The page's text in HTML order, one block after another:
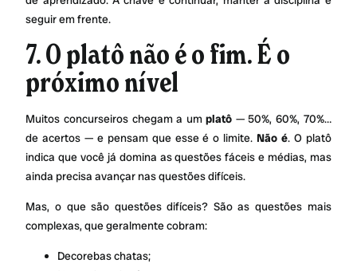
seguir em frente.
7. O platô não é o fim. É o
próximo nível
Muitos concurseiros chegam a umplatô — 50%, 60%, 70%…
de acertos — e pensam que esse é o limite.Não é. O platô
indica que você já domina as questões fáceis e médias, mas
ainda precisa avançar nas questões difíceis.
Mas, o que são questões difíceis? São as questões mais
complexas, que geralmente cobram:
Decorebas chatas;